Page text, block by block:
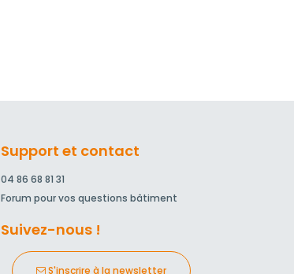
Support et contact
04 86 68 81 31
Forum pour vos questions bâtiment
Suivez-nous !
S'inscrire à la newsletter